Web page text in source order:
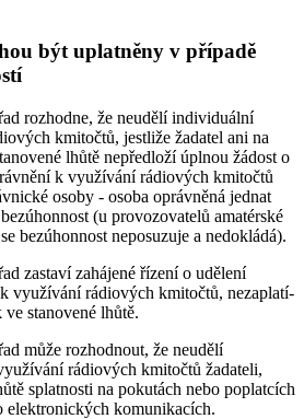
být uplatněny v případě
rozhodne, že neudělí individuální
kmitočtů, jestliže žadatel ani na
lhůtě nepředloží úplnou žádost o
k využívání rádiových kmitočtů
osoby - osoba oprávněná jednat
(u provozovatelů amatérské
bezúhonnost neposuzuje a nedokládá).
zastaví zahájené řízení o udělení
využívání rádiových kmitočtů, nezaplatí-
stanovené lhůtě.
může rozhodnout, že neudělí
rádiových kmitočtů žadateli,
splatnosti na pokutách nebo poplatcích
elektronických komunikacích.